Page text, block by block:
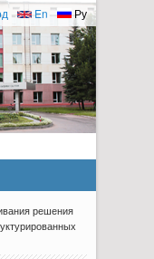
Ру
En
решения